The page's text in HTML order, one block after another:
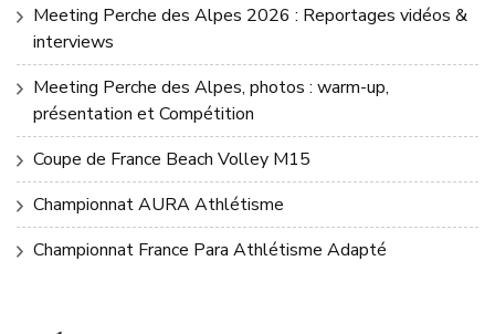
Meeting Perche des Alpes 2026 : Reportages vidéos &
interviews
Meeting Perche des Alpes, photos : warm-up,
présentation et Compétition
Coupe de France Beach Volley M15
Championnat AURA Athlétisme
Championnat France Para Athlétisme Adapté